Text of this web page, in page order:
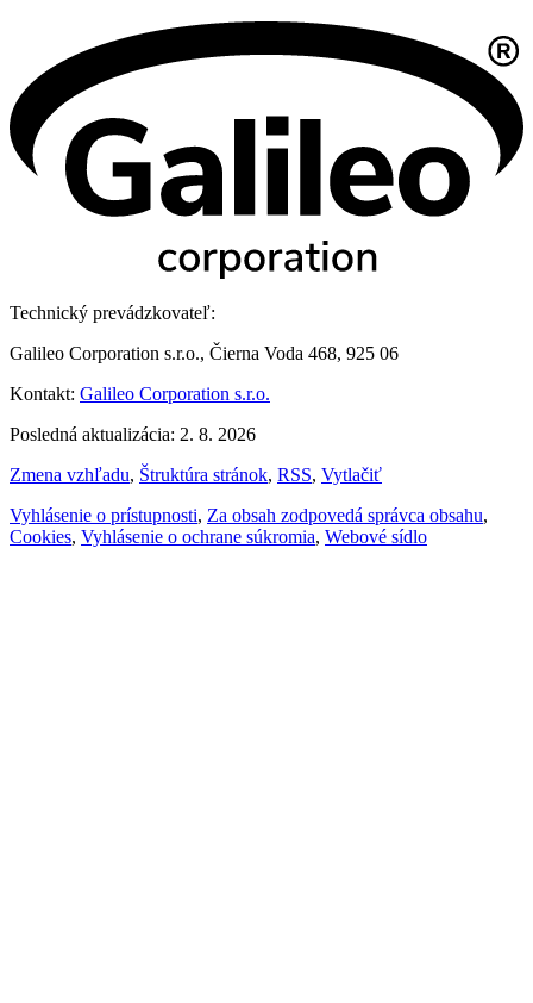
Technický prevádzkovateľ:
Galileo Corporation s.r.o., Čierna Voda 468, 925 06
Kontakt: Galileo Corporation s.r.o.
Posledná aktualizácia: 2. 8. 2026
Zmena vzhľadu, Štruktúra stránok, RSS, Vytlačiť
Vyhlásenie o prístupnosti, Za obsah zodpovedá správca obsahu,
Cookies, Vyhlásenie o ochrane súkromia, Webové sídlo